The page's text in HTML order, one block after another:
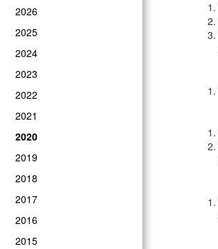
2026
2025
2024
2023
2022
2021
2020
2019
2018
2017
2016
2015